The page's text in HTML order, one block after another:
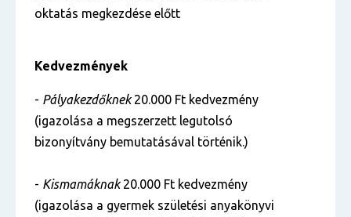
oktatás megkezdése előtt
Kedvezmények
- Pályakezdőknek20.000 Ft kedvezmény
(igazolása a megszerzett legutolsó
bizonyítvány bemutatásával történik.)
- Kismamáknak20.000 Ft kedvezmény
(igazolása a gyermek születési anyakönyvi